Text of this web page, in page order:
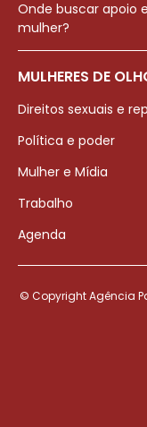
Onde buscar apoio
mulher?
MULHERES DE
Direitos sexuais e
Política e poder
Mulher e Mídia
Trabalho
Agenda
© Copyright Agência